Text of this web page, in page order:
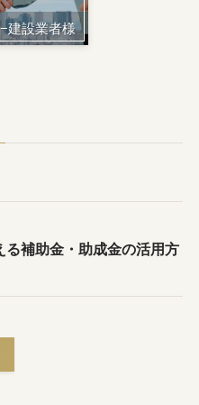
建設業者様
補助金・助成金の活用方